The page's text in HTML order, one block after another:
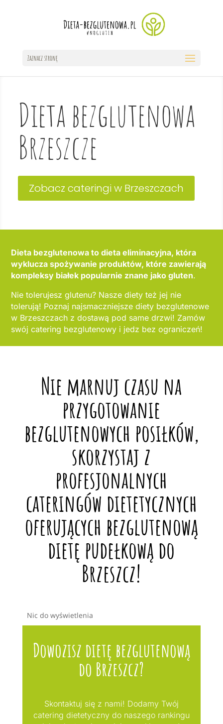
Zaznacz stronę
Dieta bezglutenowa
Brzeszcze
Zobacz cateringi w Brzeszczach
Dieta bezglutenowa to dieta eliminacyjna, która
wyklucza spożywanie produktów, które zawierają
kompleksy białek popularnie znane jako gluten.
Nie tolerujesz glutenu? Nasze diety też jej nie
tolerują! Poznaj najsmaczniejsze diety bezglutenowe
w Brzeszczach z dostawą pod same drzwi! Zamów
swój catering bezglutenowy i jedz bez ograniczeń!
Nie marnuj czasu na
przygotowanie
bezglutenowych posiłków,
skorzystaj z
profesjonalnych
cateringów dietetycznych
oferujących bezglutenową
dietę pudełkową do
Brzeszcz!
Nic do wyświetlenia
Dowozisz dietę bezglutenową
do Brzeszcz?
Skontaktuj się z nami! Dodamy Twój
catering dietetyczny do naszego rankingu